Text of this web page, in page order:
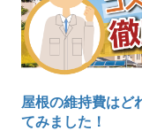
屋根の維持費はど
てみました！